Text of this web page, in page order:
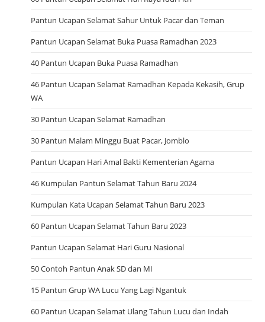
Pantun Ucapan Selamat Sahur Untuk Pacar dan Teman
Pantun Ucapan Selamat Buka Puasa Ramadhan 2023
40 Pantun Ucapan Buka Puasa Ramadhan
46 Pantun Ucapan Selamat Ramadhan Kepada Kekasih, Grup
WA
30 Pantun Ucapan Selamat Ramadhan
30 Pantun Malam Minggu Buat Pacar, Jomblo
Pantun Ucapan Hari Amal Bakti Kementerian Agama
46 Kumpulan Pantun Selamat Tahun Baru 2024
Kumpulan Kata Ucapan Selamat Tahun Baru 2023
60 Pantun Ucapan Selamat Tahun Baru 2023
Pantun Ucapan Selamat Hari Guru Nasional
50 Contoh Pantun Anak SD dan MI
15 Pantun Grup WA Lucu Yang Lagi Ngantuk
60 Pantun Ucapan Selamat Ulang Tahun Lucu dan Indah